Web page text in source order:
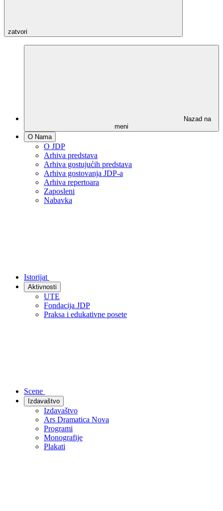
zatvori
Nazad na
meni
O Nama
O JDP
Arhiva predstava
Arhiva gostujućih predstava
Arhiva gostovanja JDP-a
Arhiva repertoara
Zaposleni
Nabavka
Istorijat
Aktivnosti
UTE
Fondacija JDP
Praksa i edukativne posete
Scene
Izdavaštvo
Izdavaštvo
Ars Dramatica Nova
Programi
Monografije
Plakati